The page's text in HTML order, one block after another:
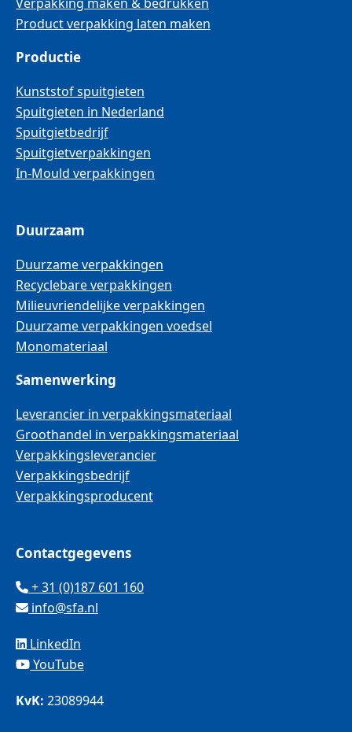
Product verpakking laten maken
Productie
Kunststof spuitgieten
Spuitgieten in Nederland
Spuitgietbedrijf
Spuitgietverpakkingen
In-Mould verpakkingen
Duurzaam
Duurzame verpakkingen
Recyclebare verpakkingen
Milieuvriendelijke verpakkingen
Duurzame verpakkingen voedsel
Monomateriaal
Samenwerking
Leverancier in verpakkingsmateriaal
Groothandel in verpakkingsmateriaal
Verpakkingsleverancier
Verpakkingsbedrijf
Verpakkingsproducent
Contactgegevens
+ 31 (0)187 601 160
info@sfa.nl
LinkedIn
YouTube
KvK: 23089944